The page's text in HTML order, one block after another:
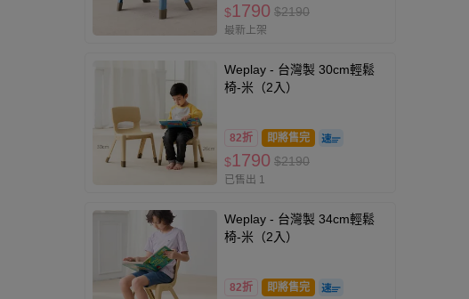
$1790 $2190
最新上架
Weplay - 台灣製 30cm輕鬆
椅-米（2入）
82折 即將售完
$1790 $2190
已售出 1
Weplay - 台灣製 34cm輕鬆
椅-米（2入）
82折 即將售完